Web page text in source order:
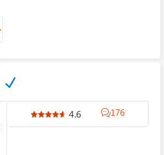
4.6 176